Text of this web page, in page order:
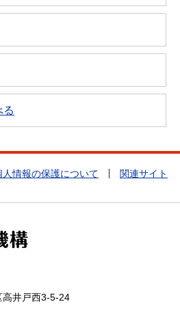
る
人情報の保護について 関連サイト
高井戸西3-5-24